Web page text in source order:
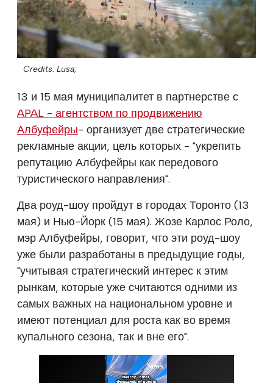
Credits: Lusa;
13 и 15 мая муниципалитет в партнерстве с
APAL - агентством по продвижению
Албуфейры- организует две стратегические
рекламные акции, цель которых - "укрепить
репутацию Албуфейры как передового
туристического направления".
Два роуд-шоу пройдут в городах Торонто (13
мая) и Нью-Йорк (15 мая). Жозе Карлос Роло,
мэр Албуфейры, говорит, что эти роуд-шоу
уже были разработаны в предыдущие годы,
"учитывая стратегический интерес к этим
рынкам, которые уже считаются одними из
самых важных на национальном уровне и
имеют потенциал для роста как во время
купального сезона, так и вне его".